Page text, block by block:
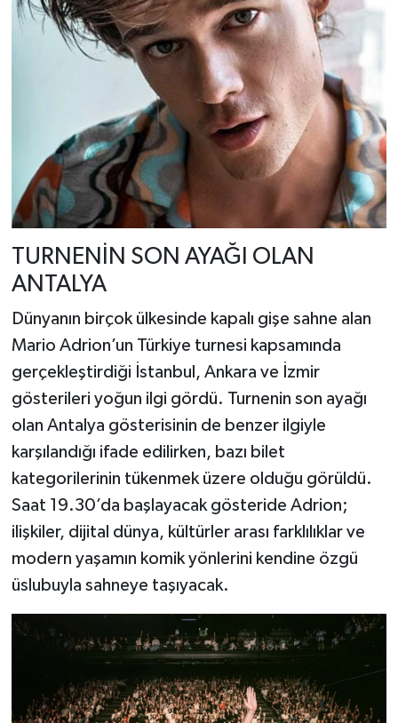
TURNENİN SON AYAĞI OLAN
ANTALYA
Dünyanın birçok ülkesinde kapalı gişe sahne alan
Mario Adrion’un Türkiye turnesi kapsamında
gerçekleştirdiği İstanbul, Ankara ve İzmir
gösterileri yoğun ilgi gördü. Turnenin son ayağı
olan Antalya gösterisinin de benzer ilgiyle
karşılandığı ifade edilirken, bazı bilet
kategorilerinin tükenmek üzere olduğu görüldü.
Saat 19.30’da başlayacak gösteride Adrion;
ilişkiler, dijital dünya, kültürler arası farklılıklar ve
modern yaşamın komik yönlerini kendine özgü
üslubuyla sahneye taşıyacak.